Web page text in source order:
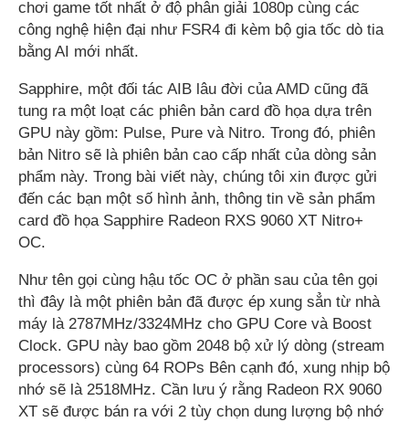
chơi game tốt nhất ở độ phân giải 1080p cùng các
công nghệ hiện đại như FSR4 đi kèm bộ gia tốc dò tia
bằng AI mới nhất.
Sapphire, một đối tác AIB lâu đời của AMD cũng đã
tung ra một loạt các phiên bản card đồ họa dựa trên
GPU này gồm: Pulse, Pure và Nitro. Trong đó, phiên
bản Nitro sẽ là phiên bản cao cấp nhất của dòng sản
phẩm này. Trong bài viết này, chúng tôi xin được gửi
đến các bạn một số hình ảnh, thông tin về sản phẩm
card đồ họa Sapphire Radeon RXS 9060 XT Nitro+
OC.
Như tên gọi cùng hậu tốc OC ở phần sau của tên gọi
thì đây là một phiên bản đã được ép xung sẳn từ nhà
máy là 2787MHz/3324MHz cho GPU Core và Boost
Clock. GPU này bao gồm 2048 bộ xử lý dòng (stream
processors) cùng 64 ROPs Bên cạnh đó, xung nhịp bộ
nhớ sẽ là 2518MHz. Cần lưu ý rằng Radeon RX 9060
XT sẽ được bán ra với 2 tùy chọn dung lượng bộ nhớ